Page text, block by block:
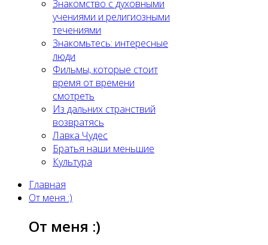
Знакомство с духовными
учениями и религиозными
течениями
Знакомьтесь: интересные
люди
Фильмы, которые стоит
время от времени
смотреть
Из дальних странствий
возвратясь
Лавка Чудес
Братья наши меньшие
Культура
Главная
От меня :)
От меня :)